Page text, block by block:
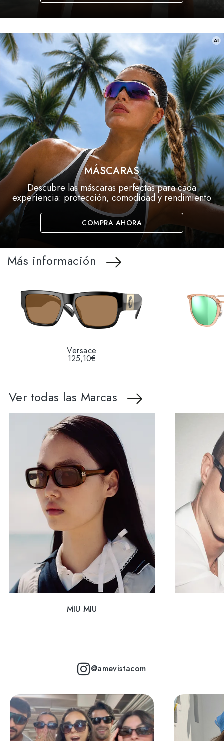
MÁSCARAS
Descubre las máscaras perfectas para cada
experiencia: protección, comodidad y rendimiento
COMPRA AHORA
Más información
Versace
125,10€
Ver todas las Marcas
MIU MIU
@amevistacom